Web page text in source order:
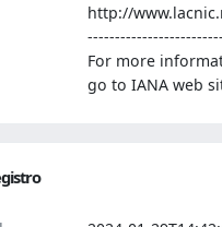
http://
For more
go to IANA web